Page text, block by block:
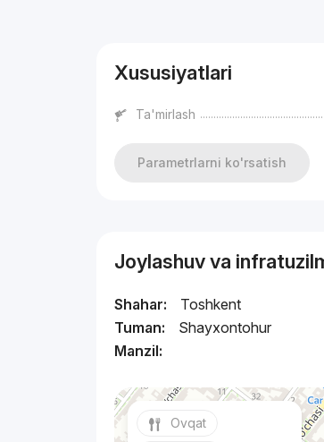
Xususiyatlari
Ta'mirlash
Parametrlarni ko'rsatish
Joylashuv va
Shahar:
Toshkent
Tuman:
Shayxontohur
Manzil:
Ovqat